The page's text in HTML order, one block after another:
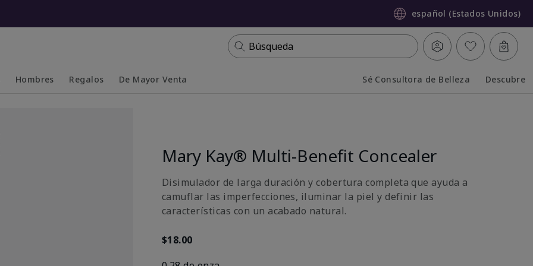
español (Estados Unidos)
Búsqueda
Hombres Regalos De Mayor Venta Sé Consultora de Belleza Descubre
Mary Kay® Multi-Benefit Concealer
Disimulador de larga duración y cobertura completa que ayuda a
camuflar las imperfecciones, iluminar la piel y definir las
características con un acabado natural.
$18.00